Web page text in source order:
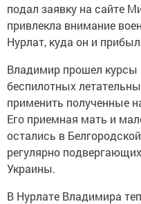
подал заявку на сайте
привлекла внимание
Нурлат, куда он и
Владимир прошел курсы
беспилотных
применить полученные
Его приемная мать и
остались в
регулярно
Украины.
В Нурлате Владимира